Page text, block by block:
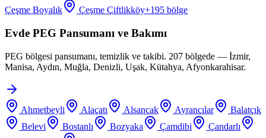
Çeşme Boyalık
Çeşme Çiftlikköy+195 bölge
Evde PEG Pansumanı ve Bakımı
PEG bölgesi pansumanı, temizlik ve takibi. 207 bölgede — İzmir,
Manisa, Aydın, Muğla, Denizli, Uşak, Kütahya, Afyonkarahisar.
Ahmetbeyli Alaçatı Alsancak Ayrancılar
Balatçık
Belevi
Bostanlı Bozyaka Çamdibi
Çandarlı